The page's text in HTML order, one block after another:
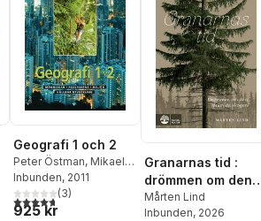
antal röster:
Geografi 1 och 2
Peter Östman, Mikael
Gardestrand Bengtsson
Inbunden, 2011
4,7utav 5 stjärnor. Totalt antal röster:
(3)
925 kr
Granarnas tid :
drömmen om den
otämjda skogen
Mårten Lind
Inbunden, 2026